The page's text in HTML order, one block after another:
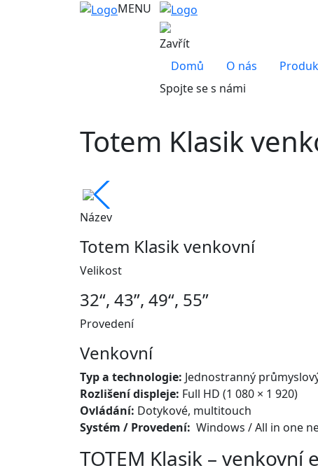
MENU
Zavřít
Domů
O nás
Spojte se s námi
Totem Klasik
Název
Totem Klasik venkovní
Velikost
32“, 43”, 49“, 55”
Provedení
Venkovní
Typ a technologie: Jednostranný
Rozlišení displeje: Full HD (1 080 × 1 920)
Ovládání: Dotykové, multitouch
Systém / Provedení: Windows / All in one
TOTEM Klasik –